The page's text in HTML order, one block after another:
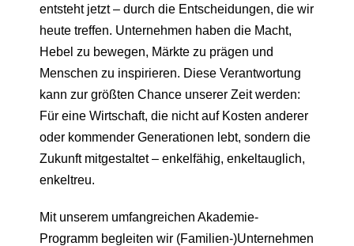
entsteht jetzt – durch die Entscheidungen, die wir
heute treffen. Unternehmen haben die Macht,
Hebel zu bewegen, Märkte zu prägen und
Menschen zu inspirieren. Diese Verantwortung
kann zur größten Chance unserer Zeit werden:
Für eine Wirtschaft, die nicht auf Kosten anderer
oder kommender Generationen lebt, sondern die
Zukunft mitgestaltet – enkelfähig, enkeltauglich,
enkeltreu.
Mit unserem umfangreichen Akademie-
Programm begleiten wir (Familien-)Unternehmen